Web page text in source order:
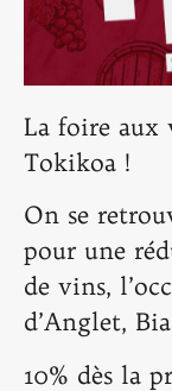
La foire aux
Tokikoa !
On se
pour une
de vins,
d’Anglet,
10% dès la